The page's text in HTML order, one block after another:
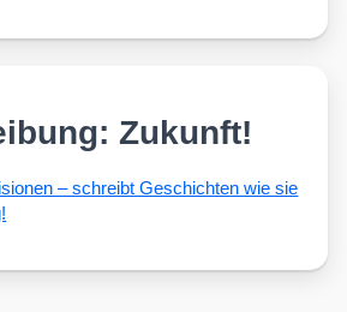
Zukunft!
– schreibt Geschich­ten wie sie